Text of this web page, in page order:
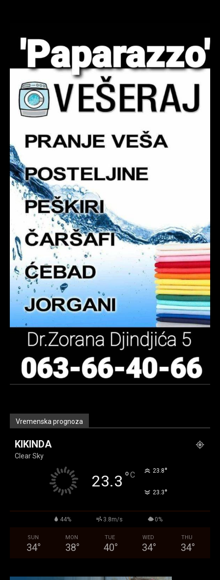
Vremenska prognoza
KIKINDA
Clear Sky
23.3 °C 23.8°
23.3°
44% 3.8m/s 0%
SUN
34°
MON
38°
TUE
40°
WED
34°
THU
34°